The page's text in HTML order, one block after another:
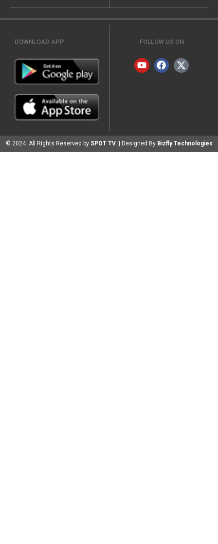
DOWNLOAD APP FOLLOW US ON
© 2024. All Rights Reserved by SPOT TV || Designed By Bizfly Technologies